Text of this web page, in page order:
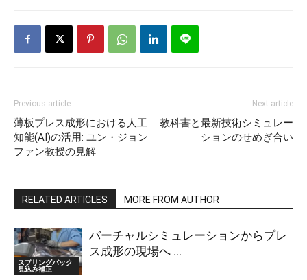
Previous article
薄板プレス成形における人工
知能(AI)の活用: ユン・ジョン
ファン教授の見解
Next article
教科書と最新技術シミュレー
ションのせめぎ合い
RELATED ARTICLES MORE FROM AUTHOR
スプリングバック
見込み補正
バーチャルシミュレーションからプレ
ス成形の現場へ ...